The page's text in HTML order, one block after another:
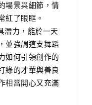
場景與細節，情
紅了眼眶。
潛力，能於一天
並強調這支舞蹈
如何引領創作的
綠的才華與善良
相當開心又充滿